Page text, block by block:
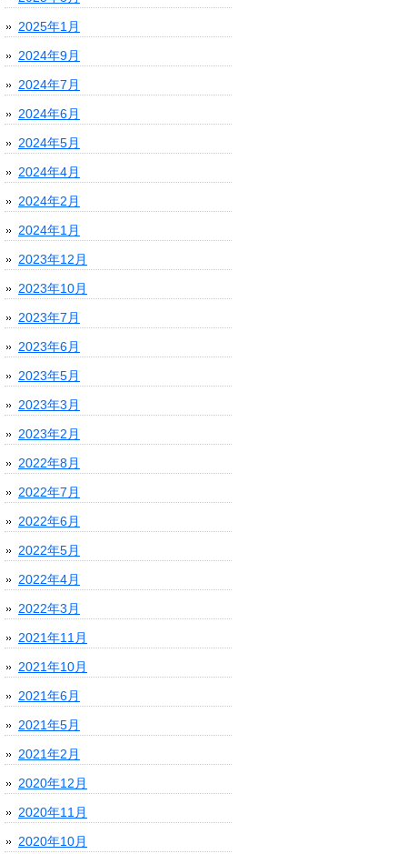
2025年1月
2024年9月
2024年7月
2024年6月
2024年5月
2024年4月
2024年2月
2024年1月
2023年12月
2023年10月
2023年7月
2023年6月
2023年5月
2023年3月
2023年2月
2022年8月
2022年7月
2022年6月
2022年5月
2022年4月
2022年3月
2021年11月
2021年10月
2021年6月
2021年5月
2021年2月
2020年12月
2020年11月
2020年10月